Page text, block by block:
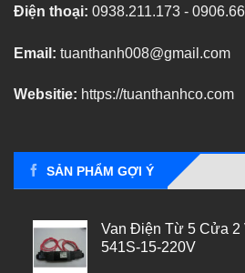
Điện thoại: 0938.211.173 -
Email: tuanthanh008@gmail.com
Websitie: https://tuanthanhco.com
SẢN PHẨM GỢI Ý
Van Điện Từ 5 Cửa 2
541S-15-220V